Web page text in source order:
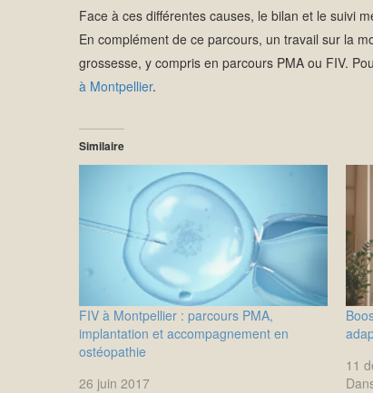
Face à ces différentes causes, le bilan et le suivi
En complément de ce parcours, un travail sur la
grossesse, y compris en parcours PMA ou FIV.
à Montpellier.
Similaire
FIV à Montpellier : parcours PMA,
implantation et accompagnement en
ostéopathie
26 juin 2017
11